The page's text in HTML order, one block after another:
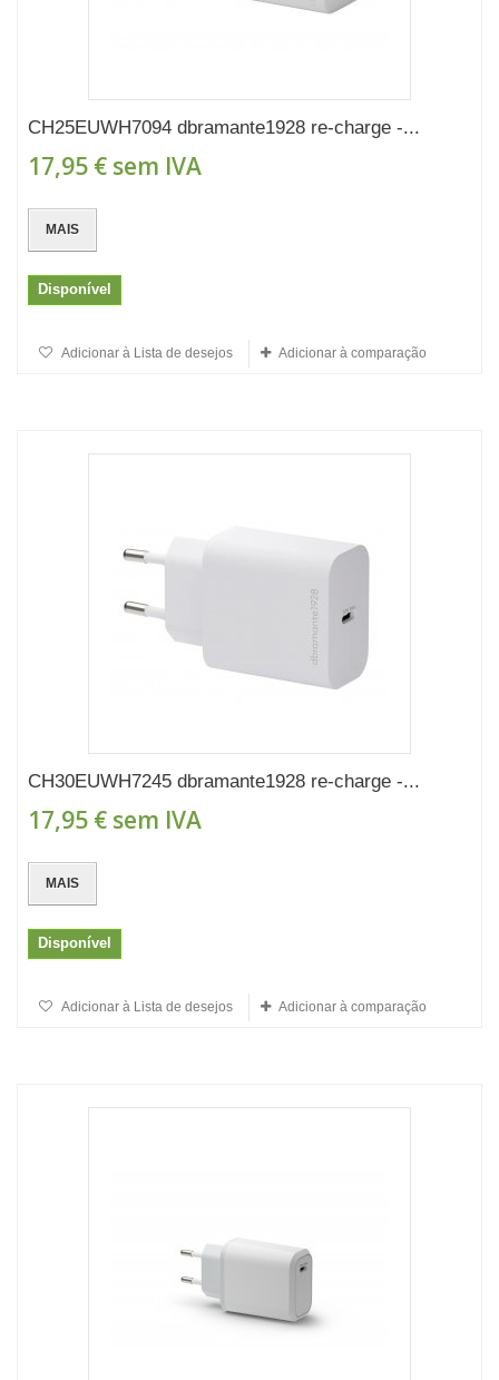
CH25EUWH7094 dbramante1928 re-charge -...
17,95 € sem IVA
MAIS
Disponível
Adicionar à Lista de desejos Adicionar à comparação
CH30EUWH7245 dbramante1928 re-charge -...
17,95 € sem IVA
MAIS
Disponível
Adicionar à Lista de desejos Adicionar à comparação